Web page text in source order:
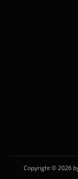
Copyright © 2026